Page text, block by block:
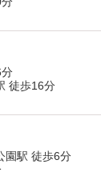
徒歩16分
園駅 徒歩6分